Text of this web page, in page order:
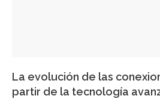
La evolución de las
partir de la tecnología